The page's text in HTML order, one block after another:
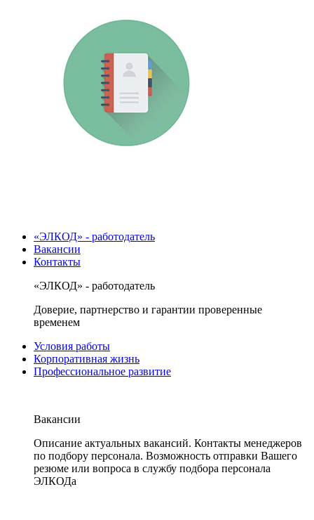
«ЭЛКОД» - работодатель
Вакансии
Контакты
«ЭЛКОД» - работодатель
Доверие, партнерство и гарантии проверенные
временем
Условия работы
Корпоративная жизнь
Профессиональное развитие
Вакансии
Описание актуальных вакансий. Контакты менеджеров
по подбору персонала. Возможность отправки Вашего
резюме или вопроса в службу подбора персонала
ЭЛКОДа